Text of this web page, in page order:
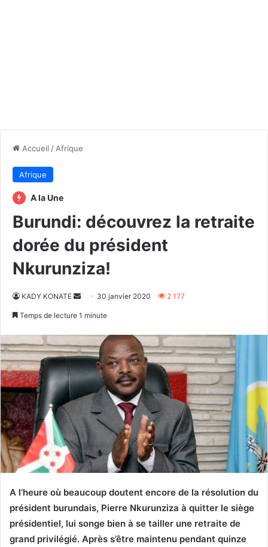
Accueil / Afrique
Afrique
A la Une
Burundi: découvrez la retraite
dorée du président
Nkurunziza!
KADY KONATE
Envoyer30 janvier 2020 2 177
Temps de lecture 1 minute
A l’heure où beaucoup doutent encore de la résolution du
président burundais, Pierre Nkurunziza à quitter le siège
présidentiel, lui songe bien à se tailler une retraite de
grand privilégié. Après s’être maintenu pendant quinze